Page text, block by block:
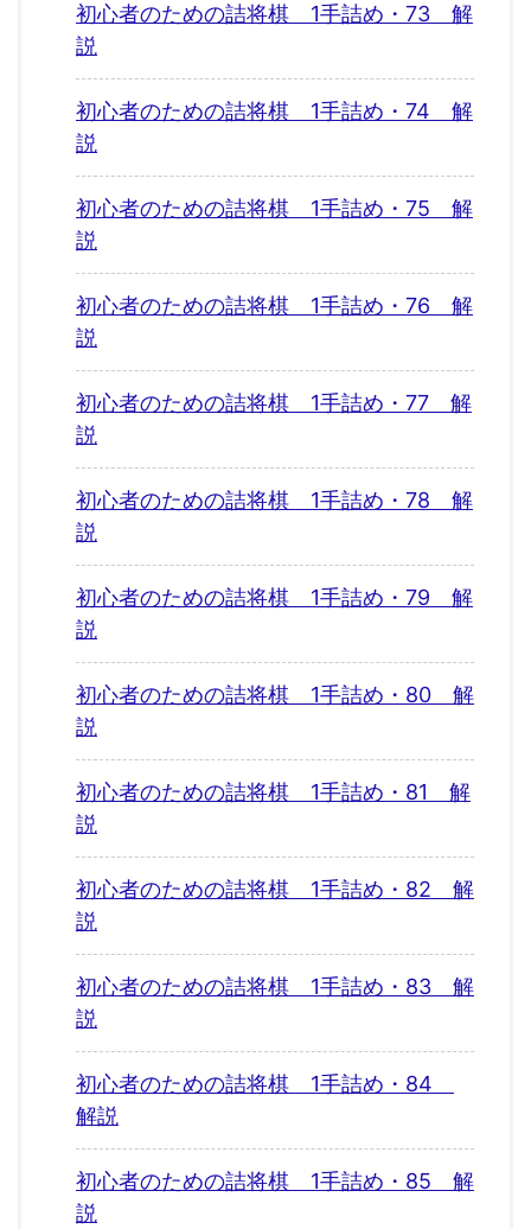
初心者のための詰将棋 1手詰め・73 解
説
初心者のための詰将棋 1手詰め・74 解
説
初心者のための詰将棋 1手詰め・75 解
説
初心者のための詰将棋 1手詰め・76 解
説
初心者のための詰将棋 1手詰め・77 解
説
初心者のための詰将棋 1手詰め・78 解
説
初心者のための詰将棋 1手詰め・79 解
説
初心者のための詰将棋 1手詰め・80 解
説
初心者のための詰将棋 1手詰め・81 解
説
初心者のための詰将棋 1手詰め・82 解
説
初心者のための詰将棋 1手詰め・83 解
説
初心者のための詰将棋 1手詰め・84
解説
初心者のための詰将棋 1手詰め・85 解
説